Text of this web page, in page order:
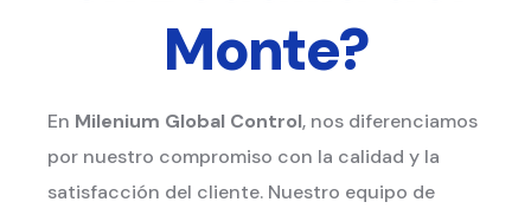
Monte?
En Milenium Global Control, nos diferenciamos
por nuestro compromiso con la calidad y la
satisfacción del cliente. Nuestro equipo de